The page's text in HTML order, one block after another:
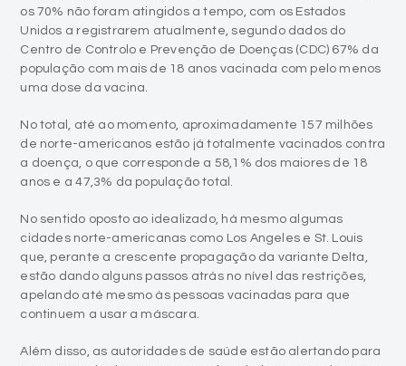
os 70% não foram atingidos a tempo, com os Estados
Unidos a registrarem atualmente, segundo dados do
Centro de Controlo e Prevenção de Doenças (CDC) 67% da
população com mais de 18 anos vacinada com pelo menos
uma dose da vacina.
No total, até ao momento, aproximadamente 157 milhões
de norte-americanos estão já totalmente vacinados contra
a doença, o que corresponde a 58,1% dos maiores de 18
anos e a 47,3% da população total.
No sentido oposto ao idealizado, há mesmo algumas
cidades norte-americanas como Los Angeles e St. Louis
que, perante a crescente propagação da variante Delta,
estão dando alguns passos atrás no nível das restrições,
apelando até mesmo às pessoas vacinadas para que
continuem a usar a máscara.
Além disso, as autoridades de saúde estão alertando para